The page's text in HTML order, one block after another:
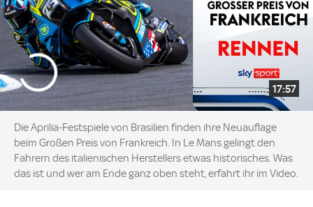
17:57
Die Aprilia-Festspiele von Brasilien finden ihre Neuauflage
beim Großen Preis von Frankreich. In Le Mans gelingt den
Fahrern des italienischen Herstellers etwas historisches. Was
das ist und wer am Ende ganz oben steht, erfahrt ihr im Video.